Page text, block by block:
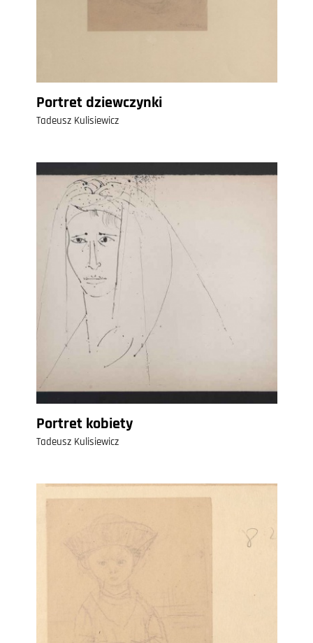
Portret dziewczynki
Tadeusz Kulisiewicz
Portret kobiety
Tadeusz Kulisiewicz